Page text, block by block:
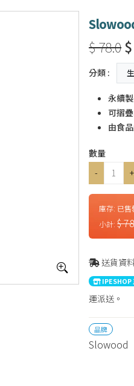
$ 78.0
分類 :
永續
可摺
由食
數量
-
+
庫存: 已售
小計:$
送貨資
IPESHOP
運派送。
品牌
Slowood